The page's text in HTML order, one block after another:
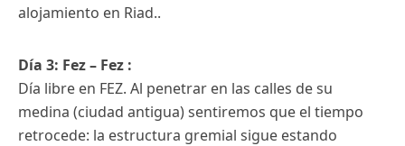
alojamiento en Riad..
Día 3: Fez – Fez :
Día libre en FEZ. Al penetrar en las calles de su
medina (ciudad antigua) sentiremos que el tiempo
retrocede: la estructura gremial sigue estando